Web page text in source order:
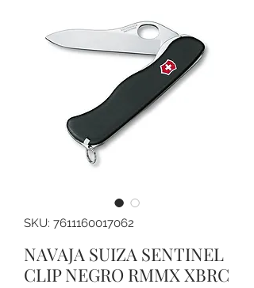
SKU: 7611160017062
NAVAJA SUIZA SENTINEL
CLIP NEGRO RMMX XBRC